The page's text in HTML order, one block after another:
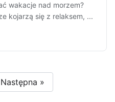
wakacje nad morzem?
kojarzą się z relaksem, ...
Następna »